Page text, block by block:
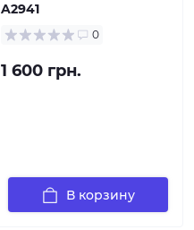
A2941
0
1 600 грн.
В корзину